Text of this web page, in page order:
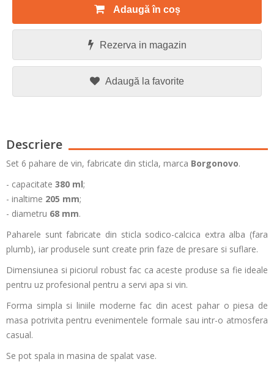
Adaugă în coș
Rezerva in magazin
Adaugă la favorite
Descriere
Set 6 pahare de vin, fabricate din sticla, marca Borgonovo.
- capacitate 380 ml;
- inaltime 205 mm;
- diametru 68 mm.
Paharele sunt fabricate din sticla sodico-calcica extra alba (fara
plumb), iar produsele sunt create prin faze de presare si suflare.
Dimensiunea si piciorul robust fac ca aceste produse sa fie ideale
pentru uz profesional pentru a servi apa si vin.
Forma simpla si liniile moderne fac din acest pahar o piesa de
masa potrivita pentru evenimentele formale sau intr-o atmosfera
casual.
Se pot spala in masina de spalat vase.